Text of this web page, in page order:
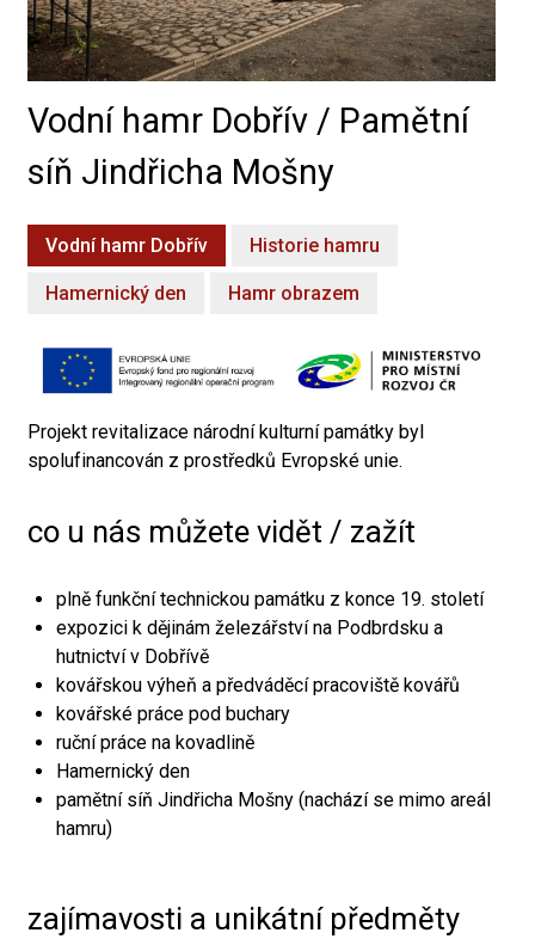
Vodní hamr Dobřív / Pamětní
síň Jindřicha Mošny
Vodní hamr Dobřív Historie hamru
Hamernický den Hamr obrazem
Projekt revitalizace národní kulturní památky byl
spolufinancován z prostředků Evropské unie.
co u nás můžete vidět / zažít
plně funkční technickou památku z konce 19. století
expozici k dějinám železářství na Podbrdsku a
hutnictví v Dobřívě
kovářskou výheň a předváděcí pracoviště kovářů
kovářské práce pod buchary
ruční práce na kovadlině
Hamernický den
pamětní síň Jindřicha Mošny (nachází se mimo areál
hamru)
zajímavosti a unikátní předměty